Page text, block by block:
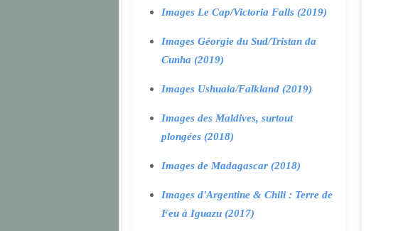
Images Le Cap/Victoria Falls (2019)
Images Géorgie du Sud/Tristan da
Cunha (2019)
Images Ushuaia/Falkland (2019)
Images des Maldives, surtout
plongées (2018)
Images de Madagascar (2018)
Images d'Argentine & Chili : Terre de
Feu à Iguazu (2017)